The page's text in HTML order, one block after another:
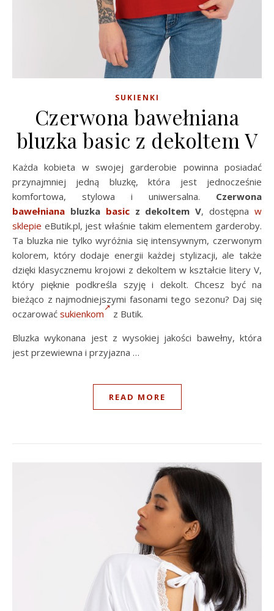
SUKIENKI
Czerwona bawełniana
bluzka basic z dekoltem V
Każda kobieta w swojej garderobie powinna posiadać
przynajmniej jedną bluzkę, która jest jednocześnie
komfortowa, stylowa i uniwersalna. Czerwona
bawełniana bluzka basicz dekoltem V, dostępnaw
sklepie eButik.pl, jest właśnie takim elementem garderoby.
Ta bluzka nie tylko wyróżnia się intensywnym, czerwonym
kolorem, który dodaje energii każdej stylizacji, ale także
dzięki klasycznemu krojowi z dekoltem w kształcie litery V,
który pięknie podkreśla szyję i dekolt. Chcesz być na
bieżąco z najmodniejszymi fasonami tego sezonu? Daj się
oczarować sukienkom
z Butik.
Bluzka wykonana jest z wysokiej jakości bawełny, która
jest przewiewna i przyjazna …
READ MORE